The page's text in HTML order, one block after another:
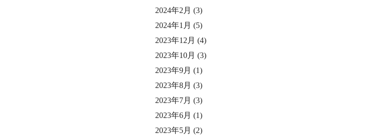
2024年2月 (3)
2024年1月 (5)
2023年12月 (4)
2023年10月 (3)
2023年9月 (1)
2023年8月 (3)
2023年7月 (3)
2023年6月 (1)
2023年5月 (2)